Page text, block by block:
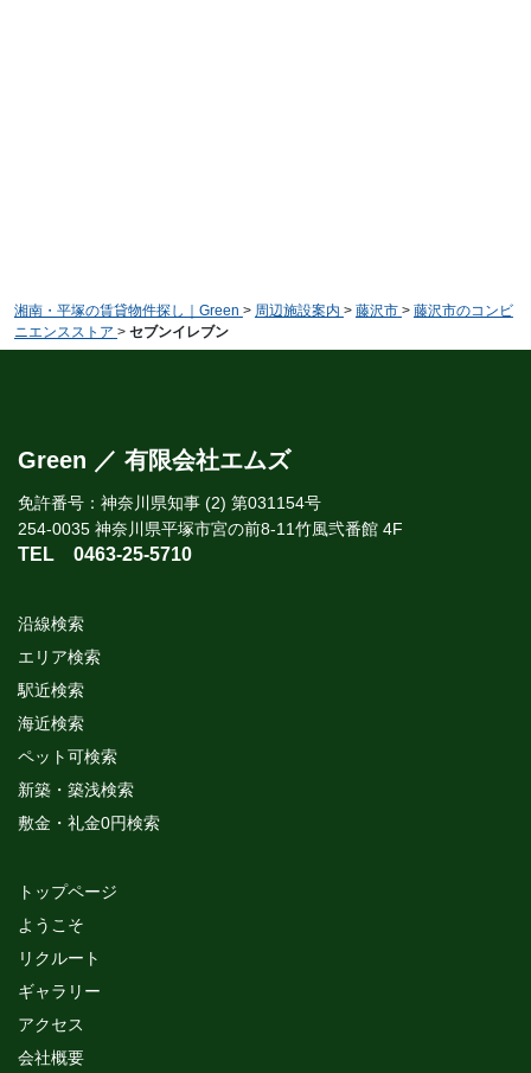
湘南・平塚の賃貸物件探し｜Green > 周辺施設案内 > 藤沢市 > 藤沢市のコンビ
ニエンスストア > セブンイレブン
Green ／ 有限会社エムズ
免許番号：神奈川県知事 (2) 第031154号
254-0035 神奈川県平塚市宮の前8-11竹風弐番館 4F
TEL 0463-25-5710
沿線検索
エリア検索
駅近検索
海近検索
ペット可検索
新築・築浅検索
敷金・礼金0円検索
トップページ
ようこそ
リクルート
ギャラリー
アクセス
会社概要